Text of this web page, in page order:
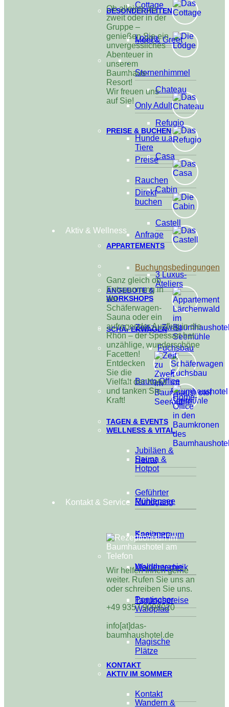
BESONDERHEITEN
Meet & Greet
Sternenhimmel
Only Adult
Hunde u.a.
Tiere
Rauchen
Cottage
Lodge
Chateau
Refugio
Casa
Cabin
Castell
APPARTEMENTS
3 Luxus-
Ateliers
SCHÄFERWAGEN
Fuchsbau
Ob alleine, zu
zweit oder in der
Gruppe –
genießen Sie ein
unvergessliches
Abenteuer in
unserem
Baumhaus-
Resort!
Wir freuen uns
auf Sie!
PREISE & BUCHEN
Preise
Direkt
buchen
Anfrage
Buchungsbedingungen
ANGEBOTE &
WORKSHOPS
Zeit zu Zweit
Baum-Office
TAGEN & EVENTS
Jubiläen &
Heirat
Geführter
Rundgang
Seminarraum
Medientechnik
Tagungspreise
Aktiv & Wellness
Ganz gleich ob
Entspannung in
der
Schäferwagen-
Sauna oder ein
aufregender Ausflug in die
Rhön – der Spessart hat
unzählige, wunderschöne
Facetten!
Entdecken
Sie die
Vielfalt der Natur
und tanken Sie
Kraft!
WELLNESS & VITAL
Sauna &
Hotpot
Mühlensee
Kneippen
Waldtherapie
Poetischer
Waldpfad
Magische
Plätze
AKTIV IM SOMMER
Wandern &
Kontakt & Service
Wir helfen Ihnen gerne
weiter. Rufen Sie uns an
oder schreiben Sie uns.
+49 9357 9098020
info[at]das-
baumhaushotel.de
KONTAKT
Kontakt